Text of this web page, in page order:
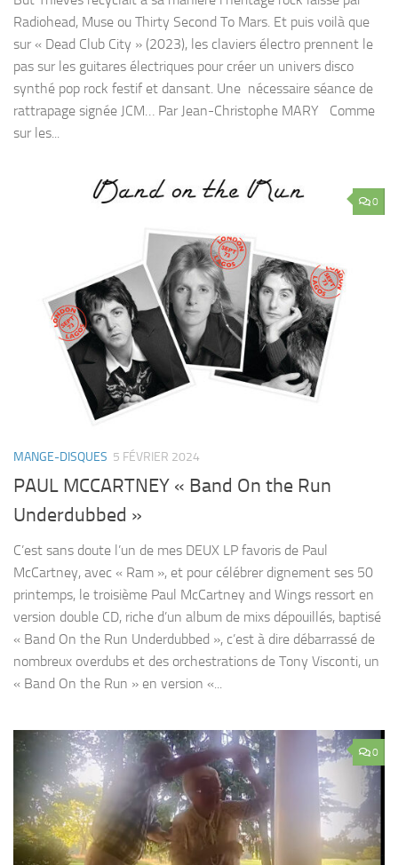
Radiohead, Muse ou Thirty Second To Mars. Et puis voilà que
sur « Dead Club City » (2023), les claviers électro prennent le
pas sur les guitares électriques pour créer un univers disco
synthé pop rock festif et dansant. Une nécessaire séance de
rattrapage signée JCM… Par Jean-Christophe MARY Comme
sur les...
0
MANGE-DISQUES 5 FÉVRIER 2024
PAUL MCCARTNEY « Band On the Run
Underdubbed »
C’est sans doute l’un de mes DEUX LP favoris de Paul
McCartney, avec « Ram », et pour célébrer dignement ses 50
printemps, le troisième Paul McCartney and Wings ressort en
version double CD, riche d’un album de mixs dépouillés, baptisé
« Band On the Run Underdubbed », c’est à dire débarrassé de
nombreux overdubs et des orchestrations de Tony Visconti, un
« Band On the Run » en version «...
0